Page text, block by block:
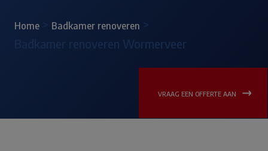
Home Badkamer renoveren >
Badkamer renoveren Wormerveer
VRAAG EEN OFFERTE AAN